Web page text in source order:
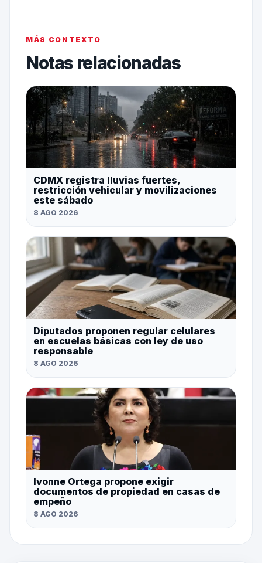
MÁS CONTEXTO
Notas relacionadas
CDMX registra lluvias fuertes,
restricción vehicular y movilizaciones
este sábado
8 AGO 2026
Diputados proponen regular celulares
en escuelas básicas con ley de uso
responsable
8 AGO 2026
Ivonne Ortega propone exigir
documentos de propiedad en casas de
empeño
8 AGO 2026